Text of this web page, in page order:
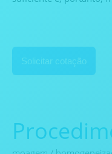
Solicitar cotação